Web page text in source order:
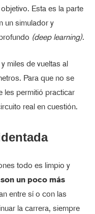
Esta es la parte
un simulador y
(deep learning).
miles de vueltas al
Para que no se
les permitió practicar
real en cuestión.
todo es limpio y
un poco más
entre sí o con las
la carrera, siempre